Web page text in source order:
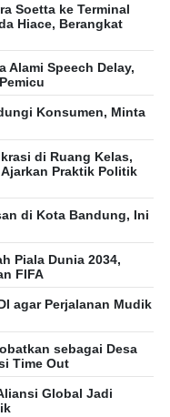
Soetta ke Terminal
Hiace, Berangkat
Alami Speech Delay,
Konsumen, Minta
di Ruang Kelas,
Praktik Politik
di Kota Bandung, Ini
Piala Dunia 2034,
FIFA
agar Perjalanan Mudik
sebagai Desa
Time Out
Global Jadi